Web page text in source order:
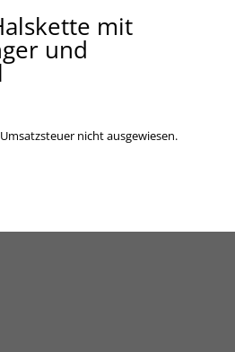
mit
und
nicht ausgewiesen.